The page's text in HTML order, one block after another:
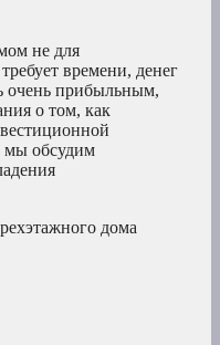
не для
времени, денег
очень прибыльным,
о том, как
мы обсудим